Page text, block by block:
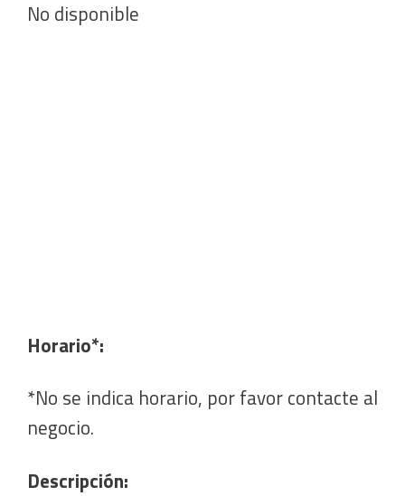
No disponible
Horario*:
*No se indica horario, por favor contacte al
negocio.
Descripción: